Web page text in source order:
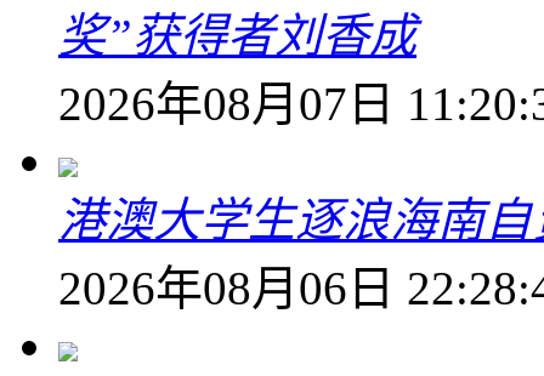
奖”获得者刘香成
2026年08月07日
港澳大学生逐浪海南
2026年08月06日